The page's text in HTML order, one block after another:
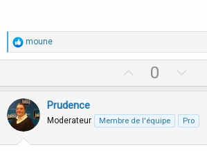
R
é
a
t
i
o
n
s
:
moune
p
o
0
o
n
Prudence
Moderateur Membre de l'équipe Pro